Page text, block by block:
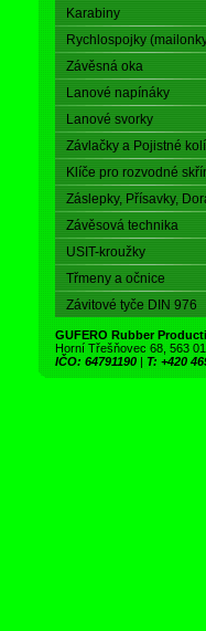
Karabiny
Rychlospojky
Závěsná oka
Lanové napínáky
Lanové svorky
Závlačky a Pojistné
Klíče pro rozvodné
Záslepky, Přísavky,
Závěsová technika
USIT-kroužky
Třmeny a očnice
Závitové tyče DIN 976
GUFERO Rubber
Horní Třešňovec 68, 563
IČO: 64791190 | T: +420